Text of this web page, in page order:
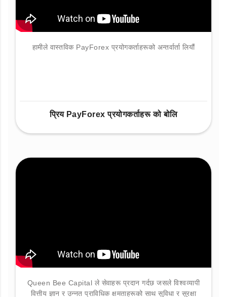
हामीले वास्तविक PayForex प्रयोगकर्ताहरूको अन्तर्वार्ता लियौं
प्रिय PayForex प्रयोगकर्ताहरू को बोलि
Queen Bee Capital ले सेवाहरू प्रदान गर्दछ जसले विश्वव्यापी
वित्तीय ज्ञान र उन्नत प्राविधिक क्षमताहरूको साथ सुविधा र सुरक्षा